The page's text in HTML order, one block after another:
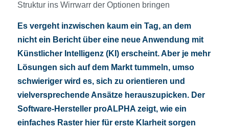
Struktur ins Wirrwarr der Optionen bringen
Es vergeht inzwischen kaum ein Tag, an dem
nicht ein Bericht über eine neue Anwendung mit
Künstlicher Intelligenz (KI) erscheint. Aber je mehr
Lösungen sich auf dem Markt tummeln, umso
schwieriger wird es, sich zu orientieren und
vielversprechende Ansätze herauszupicken. Der
Software-Hersteller proALPHA zeigt, wie ein
einfaches Raster hier für erste Klarheit sorgen